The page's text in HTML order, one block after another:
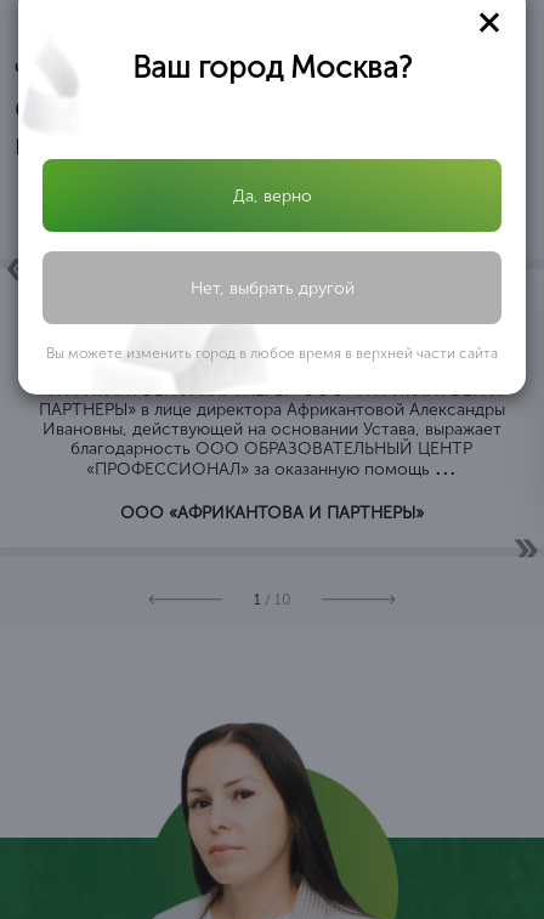
Читайте отзывы
Отзывы и благодарственные
письма
«АФРИКАНТОВА И ПАРТНЕРЫ» ООО «АФРИКАНТОВА И
ПАРТНЕРЫ» в лице директора Африкантовой Александры
Ивановны, действующей на основании Устава, выражает
благодарность ООО ОБРАЗОВАТЕЛЬНЫЙ ЦЕНТР
«ПРОФЕССИОНАЛ» за оказанную помощь ...
ООО «АФРИКАНТОВА И ПАРТНЕРЫ»
1 / 10
Ваш город Москва?
Да, верно
Нет, выбрать другой
Вы можете изменить город в любое время в верхней части сайта